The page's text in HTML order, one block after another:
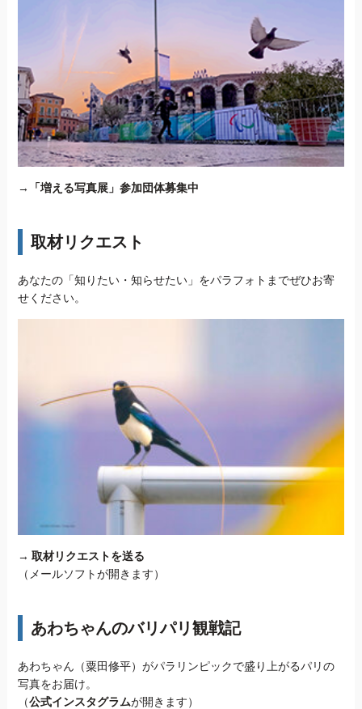
→ 「増える写真展」参加団体募集中
取材リクエスト
あなたの「知りたい・知らせたい」をパラフォトまでぜひお寄
せください。
→ 取材リクエストを送る
（メールソフトが開きます）
あわちゃんのバリパリ観戦記
あわちゃん（粟田修平）がパラリンピックで盛り上がるパリの
写真をお届け。
（公式インスタグラムが開きます）